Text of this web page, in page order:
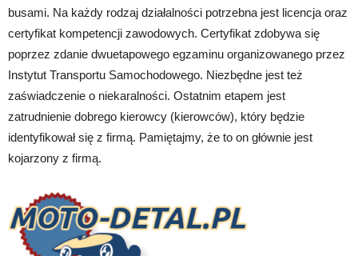
busami. Na każdy rodzaj działalności potrzebna jest licencja oraz
certyfikat kompetencji zawodowych. Certyfikat zdobywa się
poprzez zdanie dwuetapowego egzaminu organizowanego przez
Instytut Transportu Samochodowego. Niezbędne jest też
zaświadczenie o niekaralności. Ostatnim etapem jest
zatrudnienie dobrego kierowcy (kierowców), który będzie
identyfikował się z firmą. Pamiętajmy, że to on głównie jest
kojarzony z firmą.